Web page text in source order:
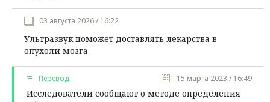
03 августа 2026 / 16:22
Ультразвук поможет доставлять лекарства в
опухоли мозга
Перевод 15 марта 2023 / 16:49
Исследователи сообщают о методе определения